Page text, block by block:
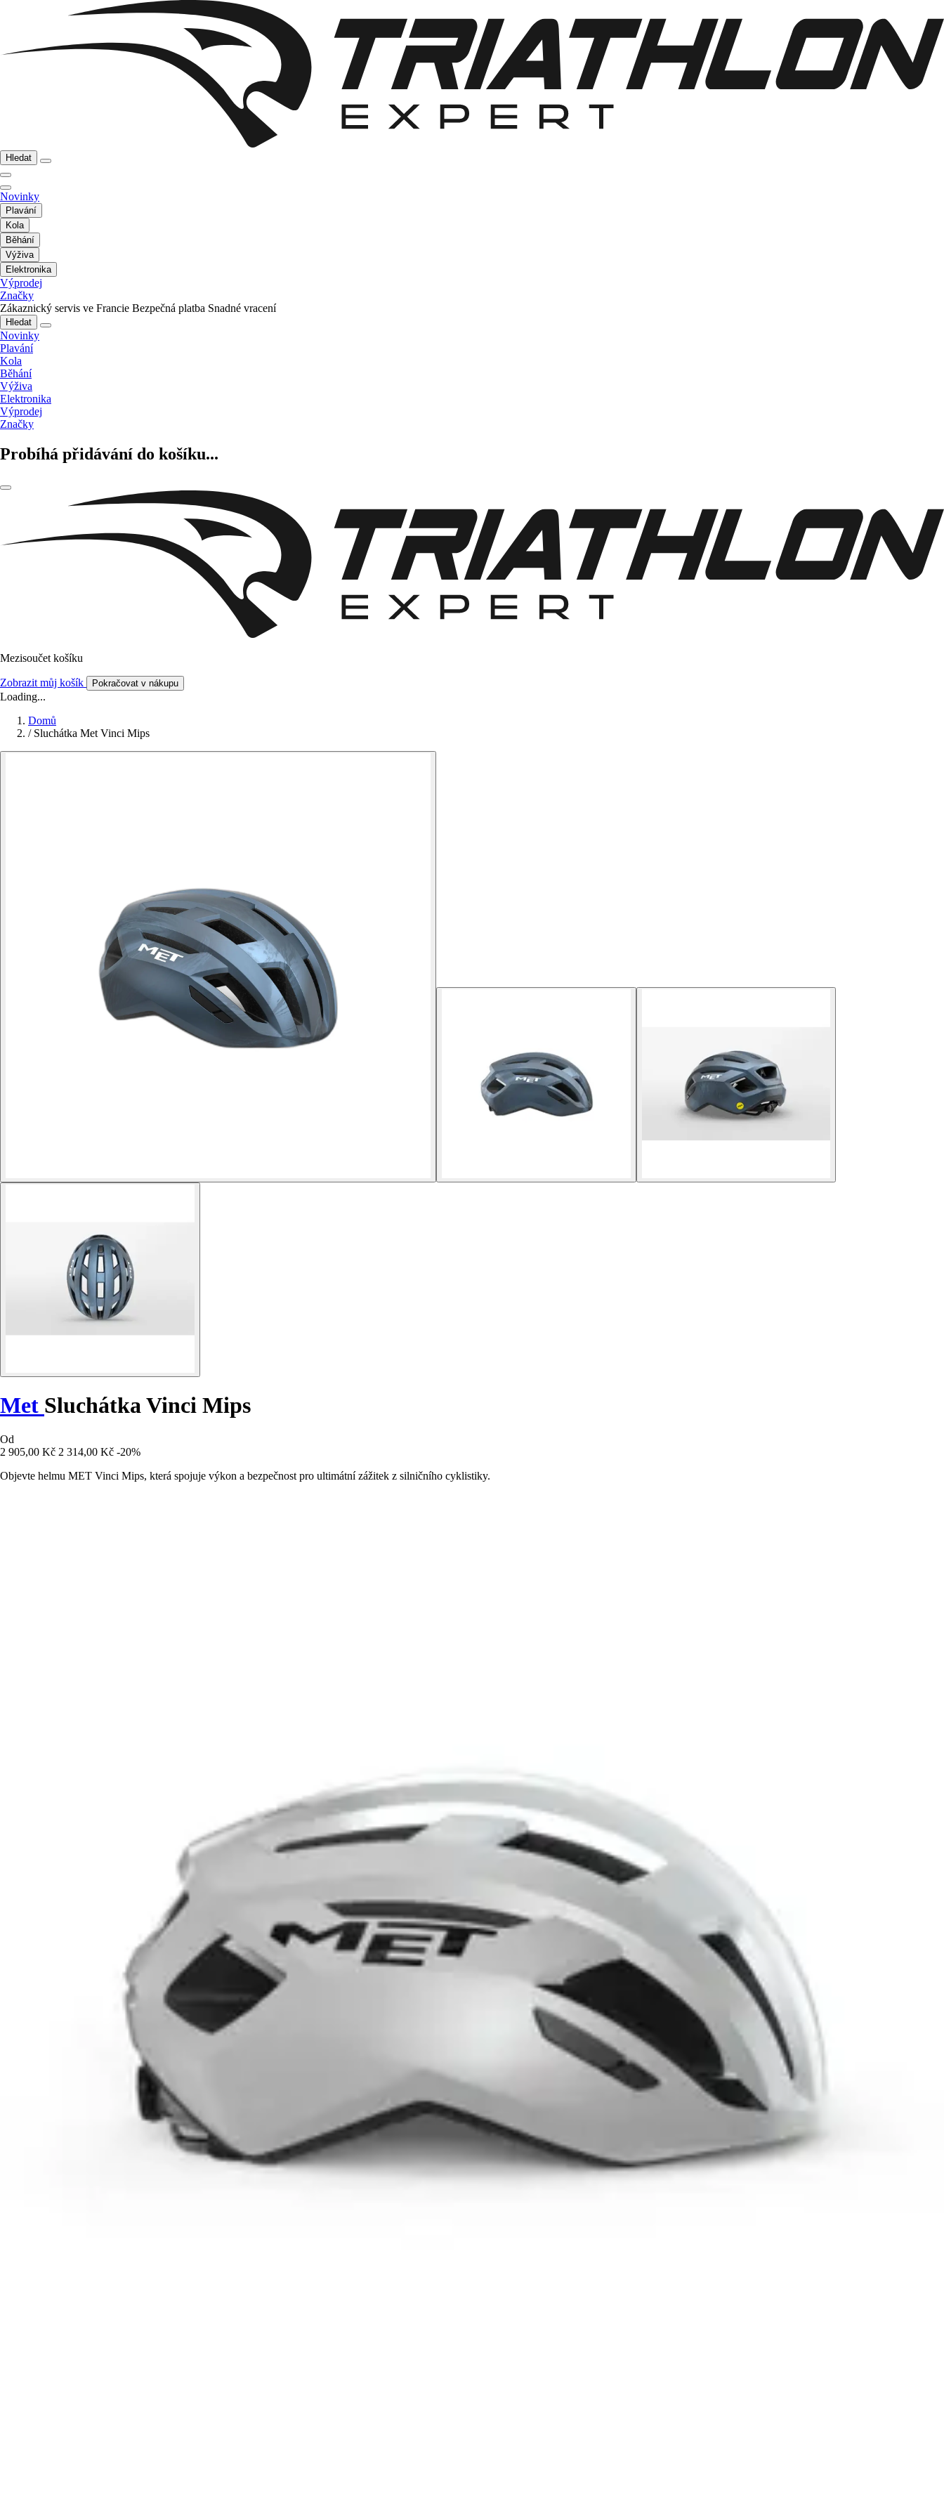
Hledat
Novinky
Plavání
Kola
Běhání
Výživa
Elektronika
Výprodej
Značky
Zákaznický servis ve Francie Bezpečná platba Snadné vracení
Hledat
Novinky
Plavání
Kola
Běhání
Výživa
Elektronika
Výprodej
Značky
Probíhá přidávání do košíku...
Mezisoučet košíku
Zobrazit můj košík Pokračovat v nákupu
Loading...
Domů
/ Sluchátka Met Vinci Mips
Met Sluchátka Vinci Mips
Od
2 905,00 Kč 2 314,00 Kč -20%
Objevte helmu MET Vinci Mips, která spojuje výkon a bezpečnost pro ultimátní zážitek z silničního cyklistiky.